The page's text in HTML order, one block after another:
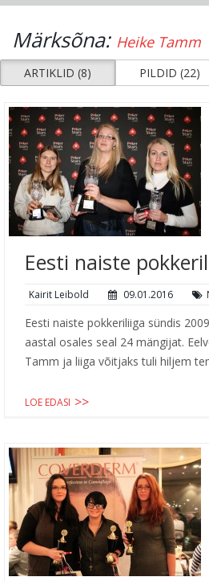
Märksõna: Heike Tamm
ARTIKLID (8) PILDID (22)
Eesti naiste
Kairit Leibold 09.01.2016
Eesti naiste pokkeriliiga sündis
aastal osales seal 24 mängijat.
Tamm ja liiga võitjaks tuli hiljem
LOE EDASI